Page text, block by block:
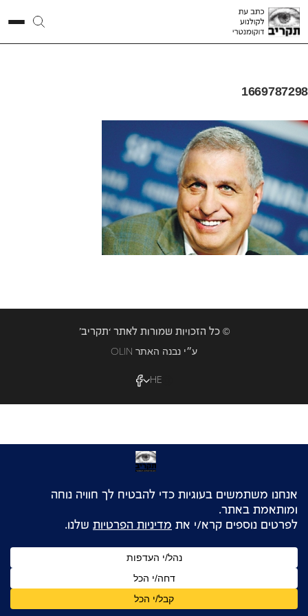
1669787298
© כל הזכויות שמורות לאתר ‘תקריב’
OLIN ע״י נבנה האתר
HE